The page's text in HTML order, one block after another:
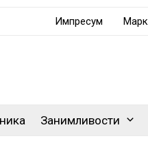
Импресум
Занимливости